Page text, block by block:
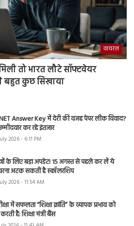
वायरल
तो भारत लौटे सॉफ्टवेयर
बहुत कुछ सिखाया
Answer Key में देरी की वजह पेपर लीक विवाद?
कर रहे इंतजार
2026 - 6:11 PM
के लिए बड़ा अपडेट! 15 अगस्त से पहले कर लें ये
अटक सकती है स्कॉलरशिप
2026 - 11:54 AM
में सफलता “शिक्षा क्रांति” के व्यापक प्रभाव को
है: शिक्षा मंत्री बैंस